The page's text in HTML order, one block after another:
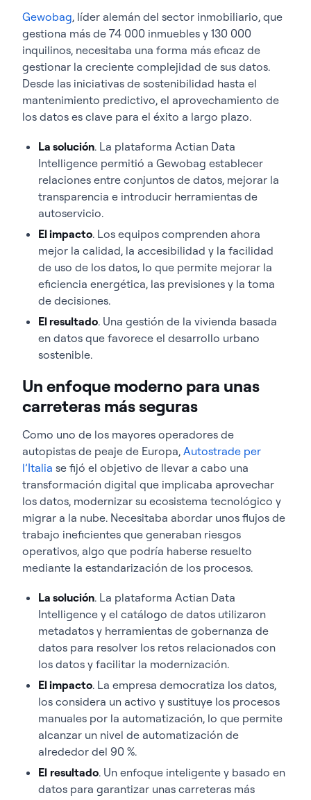
Gewobag, líder alemán del sector inmobiliario, que
gestiona más de 74 000 inmuebles y 130 000
inquilinos, necesitaba una forma más eficaz de
gestionar la creciente complejidad de sus datos.
Desde las iniciativas de sostenibilidad hasta el
mantenimiento predictivo, el aprovechamiento de
los datos es clave para el éxito a largo plazo.
La solución. La plataforma Actian Data
Intelligence permitió a Gewobag establecer
relaciones entre conjuntos de datos, mejorar la
transparencia e introducir herramientas de
autoservicio.
El impacto. Los equipos comprenden ahora
mejor la calidad, la accesibilidad y la facilidad
de uso de los datos, lo que permite mejorar la
eficiencia energética, las previsiones y la toma
de decisiones.
El resultado. Una gestión de la vivienda basada
en datos que favorece el desarrollo urbano
sostenible.
Un enfoque moderno para unas
carreteras más seguras
Como uno de los mayores operadores de
autopistas de peaje de Europa, Autostrade per
l’Italia se fijó el objetivo de llevar a cabo una
transformación digital que implicaba aprovechar
los datos, modernizar su ecosistema tecnológico y
migrar a la nube. Necesitaba abordar unos flujos de
trabajo ineficientes que generaban riesgos
operativos, algo que podría haberse resuelto
mediante la estandarización de los procesos.
La solución. La plataforma Actian Data
Intelligence y el catálogo de datos utilizaron
metadatos y herramientas de gobernanza de
datos para resolver los retos relacionados con
los datos y facilitar la modernización.
El impacto. La empresa democratiza los datos,
los considera un activo y sustituye los procesos
manuales por la automatización, lo que permite
alcanzar un nivel de automatización de
alrededor del 90 %.
El resultado. Un enfoque inteligente y basado en
datos para garantizar unas carreteras más